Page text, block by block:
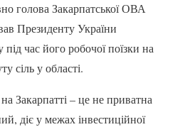
голова Закарпатської ОВА
Президенту України
час його робочої поїзки на
сіль у області.
Закарпатті – це не приватна
діє у межах інвестиційної